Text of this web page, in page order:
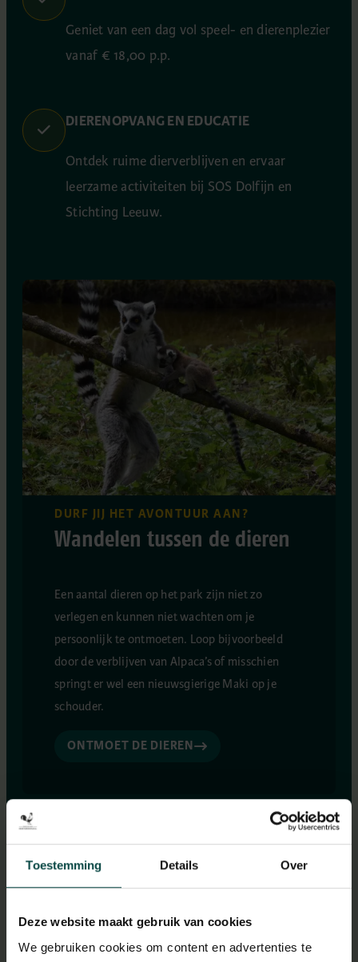
Toestemming Details Over
Deze website maakt gebruik van cookies
We gebruiken cookies om content en advertenties te
Geniet van een dag vol speel- en dierenplezier
vanaf € 18,00 p.p.
DIERENOPVANG EN EDUCATIE
Ontdek ruime dierverblijven en ervaar
leerzame activiteiten bij SOS Dolfijn en
Stichting Leeuw.
DURF JIJ HET AVONTUUR AAN?
Wandelen tussen de dieren
Een aantal dieren op het park zijn niet zo
verlegen en kunnen niet wachten om je
persoonlijk te ontmoeten. Loop bijvoorbeeld
door de verblijven van Alpaca’s of misschien
springt er wel een nieuwsgierige Maki op je
schouder.
ONTMOET DE DIEREN